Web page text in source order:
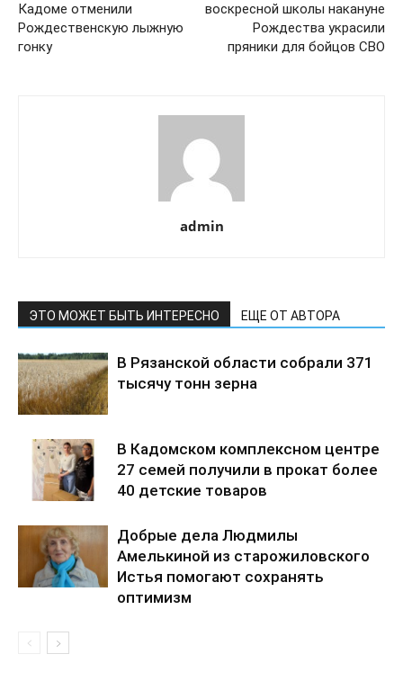
Кадоме отменили
Рождественскую лыжную
гонку
воскресной школы накануне
Рождества украсили
пряники для бойцов СВО
admin
ЭТО МОЖЕТ БЫТЬ ИНТЕРЕСНО ЕЩЕ ОТ АВТОРА
В Рязанской области собрали 371
тысячу тонн зерна
В Кадомском комплексном центре
27 семей получили в прокат более
40 детские товаров
Добрые дела Людмилы
Амелькиной из старожиловского
Истья помогают сохранять
оптимизм